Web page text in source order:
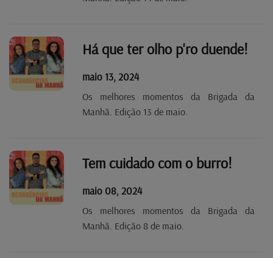
Há que ter olho p'ro duende!
maio 13, 2024
Os melhores momentos da Brigada da
Manhã. Edição 13 de maio.
Tem cuidado com o burro!
maio 08, 2024
Os melhores momentos da Brigada da
Manhã. Edição 8 de maio.